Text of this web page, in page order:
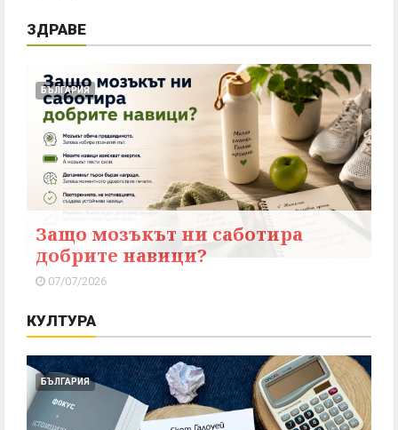
ЗДРАВЕ
БЪЛГАРИЯ
Защо мозъкът ни саботира
добрите навици?
07/07/2026
КУЛТУРА
БЪЛГАРИЯ